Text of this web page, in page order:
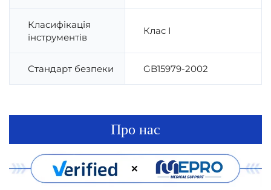
Класифікація
інструментів
Клас I
Стандарт безпеки GB15979-2002
Про нас